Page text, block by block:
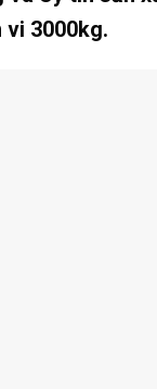
vi 3000kg.